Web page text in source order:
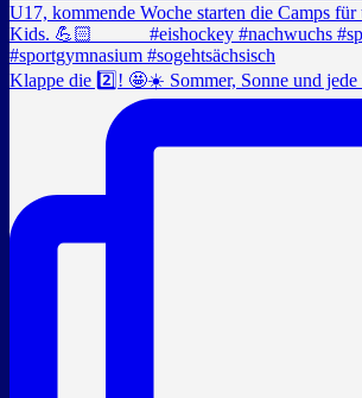
Klappe die 2️⃣! 🤩☀️ Sommer, Sonne und jede